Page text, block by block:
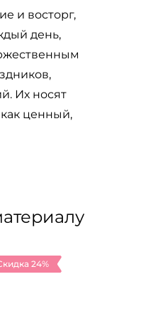
и восторг,
день,
Их носят
ценный,
24%